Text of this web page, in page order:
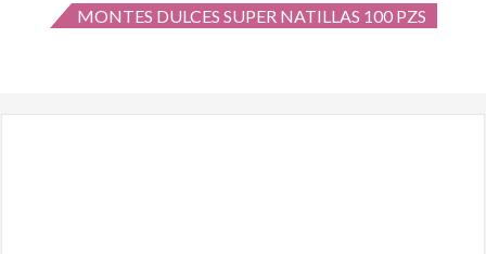
MONTES DULCES SUPER NATILLAS 100 PZS